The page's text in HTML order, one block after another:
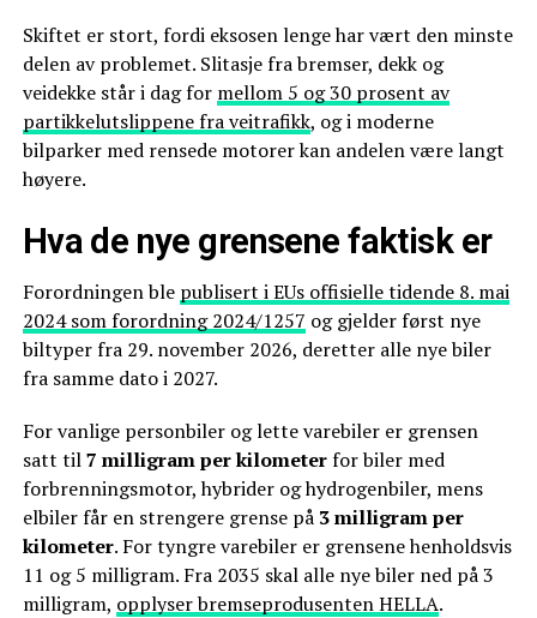
Skiftet er stort, fordi eksosen lenge har vært den minste
delen av problemet. Slitasje fra bremser, dekk og
veidekke står i dag for mellom 5 og 30 prosent av
partikkelutslippene fra veitrafikk, og i moderne
bilparker med rensede motorer kan andelen være langt
høyere.
Hva de nye grensene faktisk er
Forordningen ble publisert i EUs offisielle tidende 8. mai
2024 som forordning 2024/1257 og gjelder først nye
biltyper fra 29. november 2026, deretter alle nye biler
fra samme dato i 2027.
For vanlige personbiler og lette varebiler er grensen
satt til7 milligram per kilometerfor biler med
forbrenningsmotor, hybrider og hydrogenbiler, mens
elbiler får en strengere grense på 3 milligram per
kilometer. For tyngre varebiler er grensene henholdsvis
11 og 5 milligram. Fra 2035 skal alle nye biler ned på 3
milligram, opplyser bremseprodusenten HELLA.